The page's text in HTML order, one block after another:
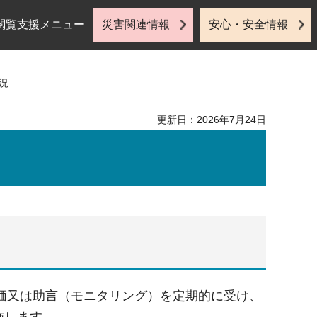
覧支援メニュー 災害関連情報 安心・安全情報
更新日：2026年7月24日
は助言（モニタリング）を定期的に受け、